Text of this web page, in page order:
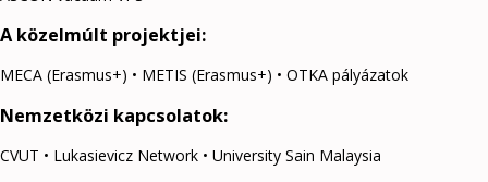
A közelmúlt projektjei:
MECA (Erasmus+) • METIS (Erasmus+) • OTKA pályázatok
Nemzetközi kapcsolatok:
CVUT • Lukasievicz Network • University Sain Malaysia